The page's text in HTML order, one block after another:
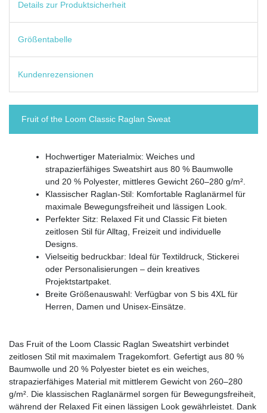
Details zur Produktsicherheit
Größentabelle
Kundenrezensionen
Fruit of the Loom Classic Raglan Sweat
Hochwertiger Materialmix: Weiches und
strapazierfähiges Sweatshirt aus 80 % Baumwolle
und 20 % Polyester, mittleres Gewicht 260–280 g/m².
Klassischer Raglan-Stil: Komfortable Raglanärmel für
maximale Bewegungsfreiheit und lässigen Look.
Perfekter Sitz: Relaxed Fit und Classic Fit bieten
zeitlosen Stil für Alltag, Freizeit und individuelle
Designs.
Vielseitig bedruckbar: Ideal für Textildruck, Stickerei
oder Personalisierungen – dein kreatives
Projektstartpaket.
Breite Größenauswahl: Verfügbar von S bis 4XL für
Herren, Damen und Unisex-Einsätze.
Das Fruit of the Loom Classic Raglan Sweatshirt verbindet
zeitlosen Stil mit maximalem Tragekomfort. Gefertigt aus 80 %
Baumwolle und 20 % Polyester bietet es ein weiches,
strapazierfähiges Material mit mittlerem Gewicht von 260–280
g/m². Die klassischen Raglanärmel sorgen für Bewegungsfreiheit,
während der Relaxed Fit einen lässigen Look gewährleistet. Dank